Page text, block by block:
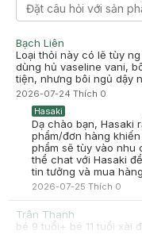
Bạch Liên
Loại thỏi này có lẽ tùy
dùng hủ vaseline vani,
tiện, nhưng bôi ngủ dậy
2026-07-24 Thích 0
Hasaki
Dạ chào bạn, Hasaki
phẩm/đơn hàng
phẩm sẽ tùy vào nhu
thể chat với Hasaki
tin tưởng và mua
2026-07-25 Thích 0
Trân Thanh
bé 9 tuổi+ bé 11 tuổi xài